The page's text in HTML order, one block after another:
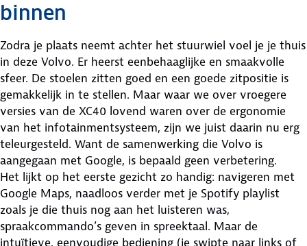
binnen
Zodra je plaats neemt achter het stuurwiel voel je je thuis
in deze Volvo. Er heerst eenbehaaglijke en smaakvolle
sfeer. De stoelen zitten goed en een goede zitpositie is
gemakkelijk in te stellen. Maar waar we over vroegere
versies van de XC40 lovend waren over de ergonomie
van het infotainmentsysteem, zijn we juist daarin nu erg
teleurgesteld. Want de samenwerking die Volvo is
aangegaan met Google, is bepaald geen verbetering.
Het lijkt op het eerste gezicht zo handig: navigeren met
Google Maps, naadloos verder met je Spotify playlist
zoals je die thuis nog aan het luisteren was,
spraakcommando’s geven in spreektaal. Maar de
intuïtieve, eenvoudige bediening (je swipte naar links of